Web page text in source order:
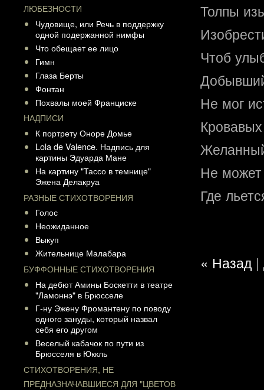
Толпы
Чтоб
Не мог
Не может
Где
« Назад |
ЛЮБЕЗНОСТИ
Чудовище, или Речь в поддержку
одной подержанной нимфы
Что обещает ее лицо
Гимн
Глаза Берты
Фонтан
Похвалы моей Франциске
НАДПИСИ
К портрету Оноре Домье
Lola de Valence. Надпись для
картины Эдуарда Мане
На картину "Тассо в темнице"
Эжена Делакруа
РАЗНЫЕ СТИХОТВОРЕНИЯ
Голос
Неожиданное
Выкуп
Жительнице Малабара
БУФФОННЫЕ СТИХОТВОРЕНИЯ
На дебют Амины Боскетти в театре
"Ламоннэ" в Брюсселе
Г-ну Эжену Фромантену по поводу
одного зануды, который назвал
себя его другом
Веселый кабачок по пути из
Брюсселя в Юккль
СТИХОТВОРЕНИЯ, НЕ
ПРЕДНАЗНАЧАВШИЕСЯ ДЛЯ "ЦВЕТОВ